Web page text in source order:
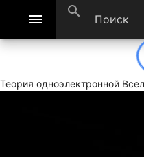
menu search
Теория одноэлектронной